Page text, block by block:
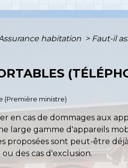
habitation > Faut-il
(Première ministre)
en cas de dommages aux
large gamme d'appareils
proposées sont peut-être
des cas d'exclusion.